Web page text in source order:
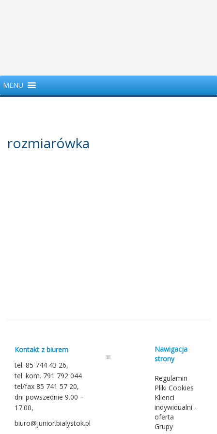
MENU
rozmiarówka
Kontakt z biurem
tel. 85 744 43 26,
tel. kom. 791 792 044
tel/fax 85 741 57 20,
dni powszednie 9.00 –
17.00,
biuro@junior.bialystok.pl
Nawigacja
strony
Regulamin
Pliki Cookies
Klienci
indywidualni -
oferta
Grupy